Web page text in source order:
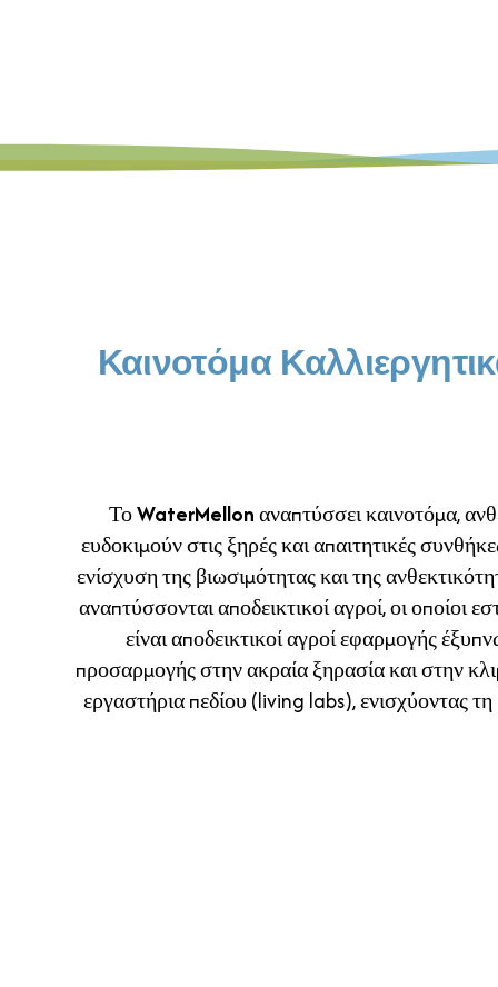
Καινοτόμα
ΤοWaterMellonαναπτύσσει καινοτόμα,
ευδοκιμούν στις ξηρές και απαιτητικές
ενίσχυση της βιωσιμότητας και της
αναπτύσσονται αποδεικτικοί αγροί, οι οποίοι
είναι αποδεικτικοί αγροί εφαρμογής
προσαρμογής στην ακραία ξηρασία και στην
εργαστήρια πεδίου (living labs), ενισχύοντας